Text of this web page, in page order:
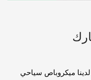
لدينا ميكروباص سياحي